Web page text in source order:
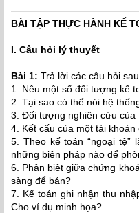
BÀI TẬP THỰC HÀNH KẾ
I. Câu hỏi lý thuyết
Bài 1: Trả lời các câu hỏi
1. Nêu một số đối tượng kế
2. Tại sao có thể nói hệ
3. Đối tượng nghiên cứu của
4. Kết cấu của một tài
5. Theo kế toán “ngoại
những biện pháp nào để
6. Phân biệt giữa chứng
sàng để bán?
7. Kế toán ghi nhận thu
Cho ví dụ minh họa?